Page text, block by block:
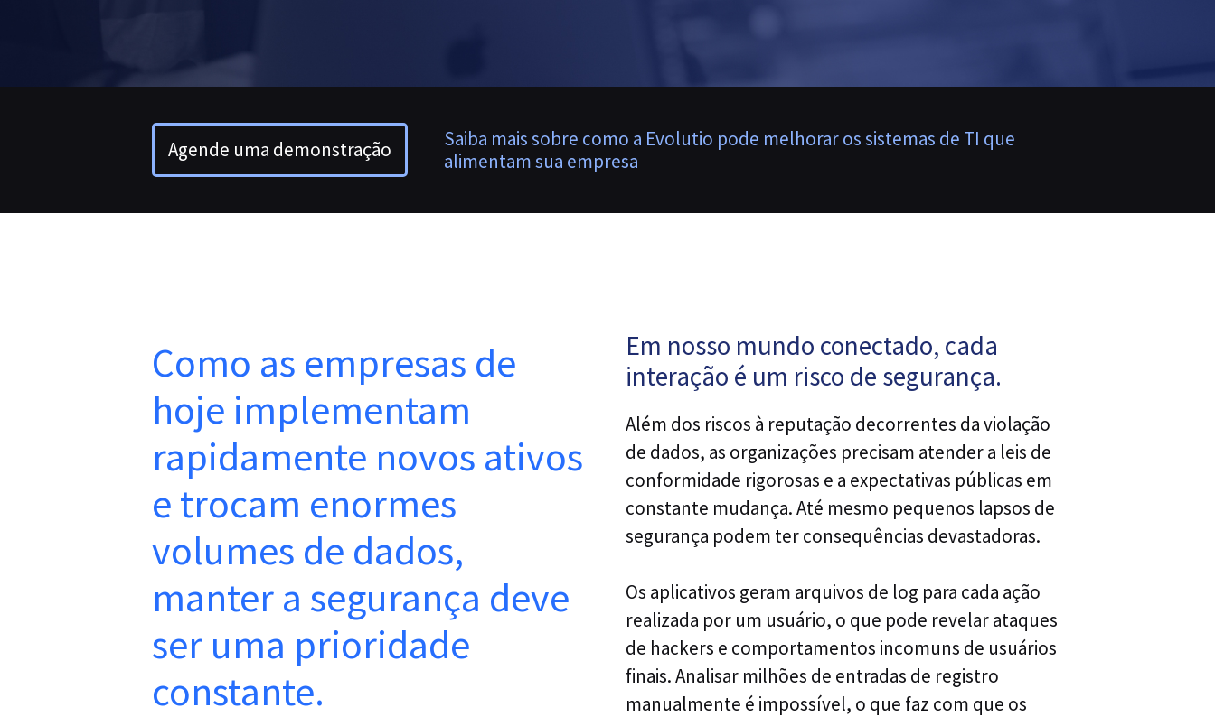
Agende uma demonstração
Saiba mais sobre como a Evolutio pode melhorar os sistemas de TI que
alimentam sua empresa
Como as empresas de
hoje implementam
rapidamente novos ativos
e trocam enormes
volumes de dados,
manter a segurança deve
ser uma prioridade
constante.
Em nosso mundo conectado, cada
interação é um risco de segurança.
Além dos riscos à reputação decorrentes da violação
de dados, as organizações precisam atender a leis de
conformidade rigorosas e a expectativas públicas em
constante mudança. Até mesmo pequenos lapsos de
segurança podem ter consequências devastadoras.
Os aplicativos geram arquivos de log para cada ação
realizada por um usuário, o que pode revelar ataques
de hackers e comportamentos incomuns de usuários
finais. Analisar milhões de entradas de registro
manualmente é impossível, o que faz com que os